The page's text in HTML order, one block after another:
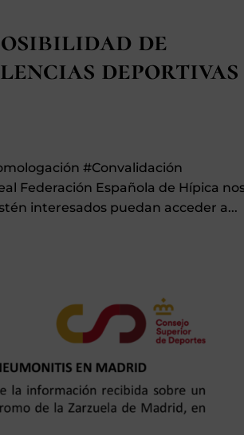
de
deportivas
#Convalidación
Federación Española de Hípica
interesados puedan acceder a...